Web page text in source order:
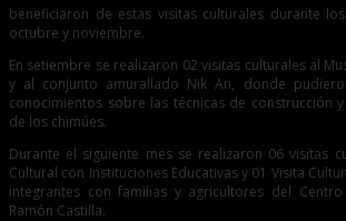
beneficiaron de estas visitas culturales durante
octubre y noviembre.
En setiembre se realizaron 02 visitas culturales al
y al conjunto amurallado Nik An, donde
conocimientos sobre las técnicas de construcción
de los chimúes.
Durante el siguiente mes se realizaron 06 visitas
Cultural con Instituciones Educativas y 01 Visita
integrantes con familias y agricultores del
Ramón Castilla.